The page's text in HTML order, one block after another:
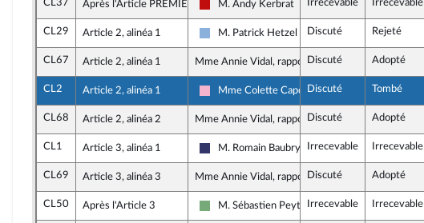
CL37 Après l'Article PREMIER
La France insoumise - Nouveau Front Populaire
M. Andy Kerbrat Irrecevable Irrecevable
CL29 Article 2, alinéa 1
Droite Républicaine
M. Patrick Hetzel Discuté Rejeté
CL67 Article 2, alinéa 1 Mme Annie Vidal, rapporteure
Discuté Adopté
CL2 Article 2, alinéa 1
Socialistes et apparentés
Mme Colette Capdevielle
Discuté Tombé
CL68 Article 2, alinéa 2 Mme Annie Vidal, rapporteure
Discuté Adopté
CL1 Article 3, alinéa 1
Rassemblement National
M. Romain Baubry Irrecevable Irrecevable
CL69 Article 3, alinéa 3 Mme Annie Vidal, rapporteure
Discuté Adopté
CL50 Après l'Article 3
Écologiste et Social
M. Sébastien PeytavieIrrecevable Irrecevable